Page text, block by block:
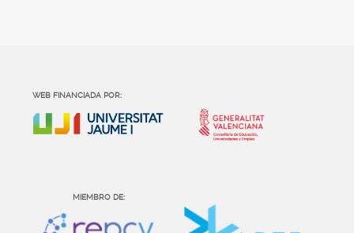
WEB FINANCIADA POR:
MIEMBRO DE: